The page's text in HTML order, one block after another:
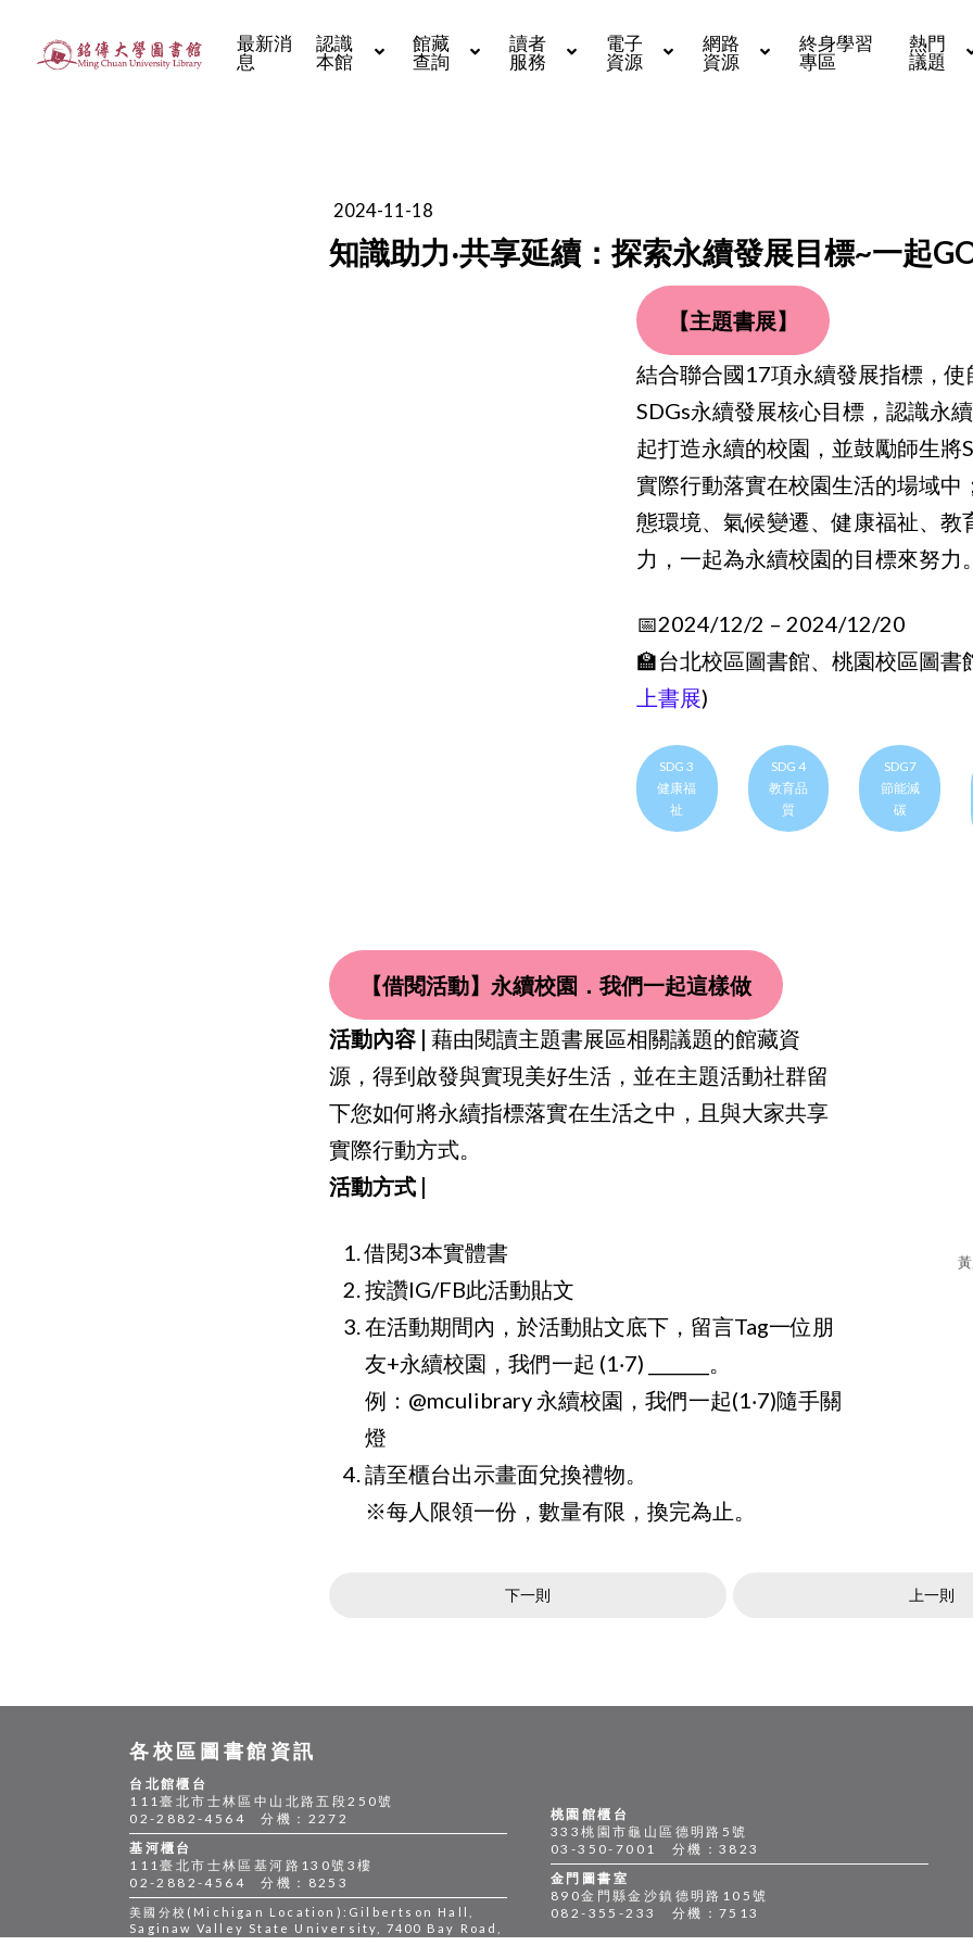
最新消
息
認識
本館
館藏
查詢
讀者
服務
電子
資源
網路
資源
終身學習
專區
熱門
議題
2024-11-18
知識助力‧共享延續：探索永續發展目標~一起
【主題書展】
結合聯合國17項永續發展指標，使
SDGs永續發展核心目標，認識永
起打造永續的校園，並鼓勵師生將
實際行動落實在校園生活的場域中
態環境、氣候變遷、健康福祉、教
力，一起為永續校園的目標來努力。
📅2024/12/2 – 2024/12/20
🏫台北校區圖書館、桃園校區圖書
上書展)
SDG 3
健康福
祉
SDG 4
教育品
質
SDG7
節能減
碳
【借閱活動】永續校園．我們一起這樣做
活動內容 |藉由閱讀主題書展區相關議題的館藏資
源，得到啟發與實現美好生活，並在主題活動社群留
下您如何將永續指標落實在生活之中，且與大家共享
實際行動方式。
活動方式 |
借閱3本實體書
按讚IG/FB此活動貼文
在活動期間內，於活動貼文底下，留言Tag一位朋
友+永續校園，我們一起 (1‧7) _______。
例：@mculibrary 永續校園，我們一起(1‧7)隨手關
燈
請至櫃台出示畫面兌換禮物。
※每人限領一份，數量有限，換完為止。
下一則 上一則
桃園館櫃台
333桃園市龜山區德明路5號
03-350-7001 分機：3823
金門圖書室
890金門縣金沙鎮德明路105號
082-355-233 分機：7513
各校區圖書館資訊
台北館櫃台
111臺北市士林區中山北路五段250號
02-2882-4564 分機：2272
基河櫃台
111臺北市士林區基河路130號3樓
02-2882-4564 分機：8253
美國分校(Michigan Location):Gilbertson Hall,
Saginaw Valley State University, 7400 Bay Road,